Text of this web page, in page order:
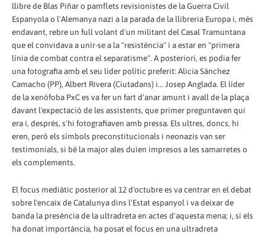
llibre de Blas Piñar o pamflets revisionistes de la Guerra Civil
Espanyola o l'Alemanya nazi a la parada de la llibreria Europa i, més
endavant, rebre un full volant d'un militant del Casal Tramuntana
que el convidava a unir-se a la "resistència" i a estar en "primera
línia de combat contra el separatisme". A posteriori, es podia fer
una fotografia amb el seu líder polític preferit: Alicia Sánchez
Camacho (PP), Albert Rivera (Ciutadans) i... Josep Anglada. El líder
de la xenòfoba PxC es va fer un fart d'anar amunt i avall de la plaça
davant l'expectació de les assistents, que primer preguntaven qui
era i, després, s'hi fotografiaven amb pressa. Els ultres, doncs, hi
eren, però els símbols preconstitucionals i neonazis van ser
testimonials, si bé la major ales duien impresos a les samarretes o
els complements.
El focus mediàtic posterior al 12 d'octubre es va centrar en el debat
sobre l'encaix de Catalunya dins l'Estat espanyol i va deixar de
banda la presència de la ultradreta en actes d'aquesta mena; i, si els
ha donat importància, ha posat el focus en una ultradreta